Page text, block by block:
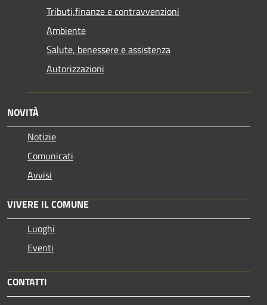
Tributi,finanze e contravvenzioni
Ambiente
Salute, benessere e assistenza
Autorizzazioni
NOVITÀ
Notizie
Comunicati
Avvisi
VIVERE IL COMUNE
Luoghi
Eventi
CONTATTI